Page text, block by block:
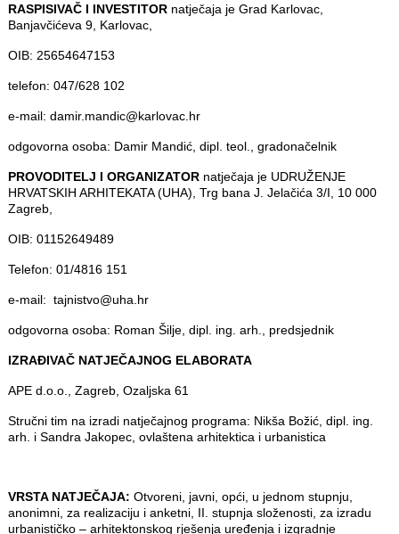
RASPISIVAČ I INVESTITORnatječaja je Grad Karlovac,
Banjavčićeva 9, Karlovac,
OIB: 25654647153
telefon: 047/628 102
e-mail: damir.mandic@karlovac.hr
odgovorna osoba: Damir Mandić, dipl. teol., gradonačelnik
PROVODITELJ I ORGANIZATORnatječaja je UDRUŽENJE
HRVATSKIH ARHITEKATA (UHA), Trg bana J. Jelačića 3/I, 10 000
Zagreb,
OIB: 01152649489
Telefon: 01/4816 151
e-mail: tajnistvo@uha.hr
odgovorna osoba: Roman Šilje, dipl. ing. arh., predsjednik
IZRAĐIVAČ NATJEČAJNOG ELABORATA
APE d.o.o., Zagreb, Ozaljska 61
Stručni tim na izradi natječajnog programa: Nikša Božić, dipl. ing.
arh. i Sandra Jakopec, ovlaštena arhitektica i urbanistica
VRSTA NATJEČAJA: Otvoreni, javni, opći, u jednom stupnju,
anonimni, za realizaciju i anketni, II. stupnja složenosti, za izradu
urbanističko – arhitektonskog rješenja uređenja i izgradnje